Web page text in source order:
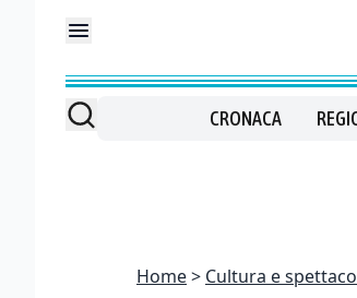
CRONACA
Home Cultura e